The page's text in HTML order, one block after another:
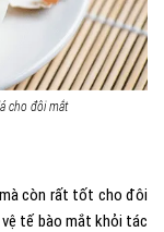
cho đôi mắt
còn rất tốt cho đôi
vệ tế bào mắt khỏi tác